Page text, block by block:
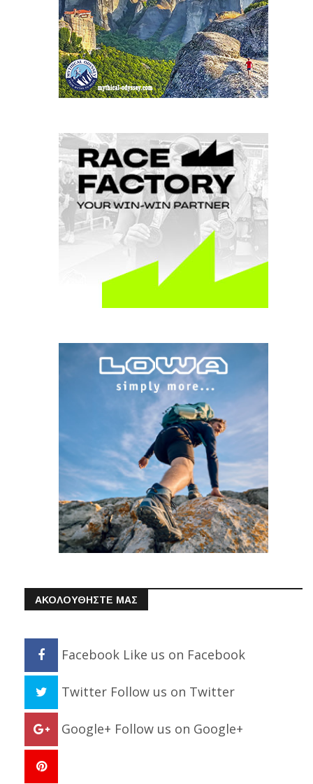
ΑΚΟΛΟΥΘΗΣΤΕ ΜΑΣ
Facebook Like us on Facebook
Twitter Follow us on Twitter
Google+ Follow us on Google+